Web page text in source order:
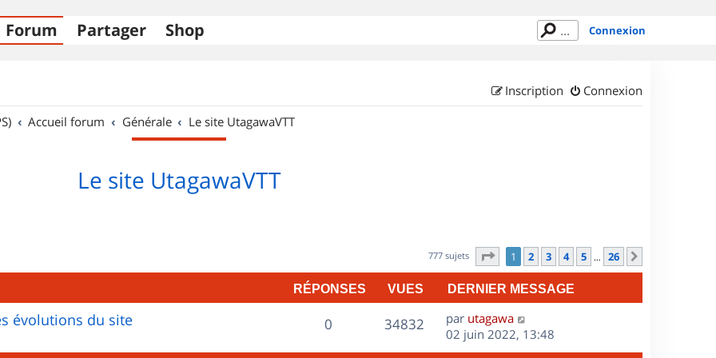
Forum Partager Shop Connexion
Connexion
Inscription
Accueil forum Générale Le site UtagawaVTT
Le site UtagawaVTT
777 sujets Page sur26
1 2 3 4 5 … 26
RÉPONSES VUES DERNIER MESSAGE
évolutions du site 0R
é
34832V
u
D
e
r
par utagawa
02 juin 2022, 13:48